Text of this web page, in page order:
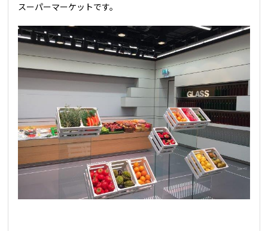
スーパーマーケットです。